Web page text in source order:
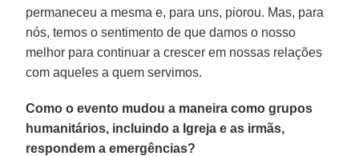
permaneceu a mesma e, para uns, piorou. Mas, para
nós, temos o sentimento de que damos o nosso
melhor para continuar a crescer em nossas relações
com aqueles a quem servimos.
Como o evento mudou a maneira como grupos
humanitários, incluindo a Igreja e as irmãs,
respondem a emergências?